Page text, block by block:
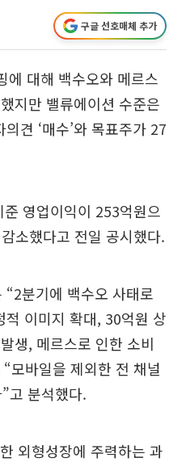
구글 선호매체 추가
에 대해 백수오와 메르스
지만 밸류에이션 수준은
견 ‘매수’와 목표주가 27
영업이익이 253억원으
소했다고 전일 공시했다.
분기에 백수오 사태로
이미지 확대, 30억원 상
생, 메르스로 인한 소비
모바일을 제외한 전 채널
고 분석했다.
외형성장에 주력하는 과